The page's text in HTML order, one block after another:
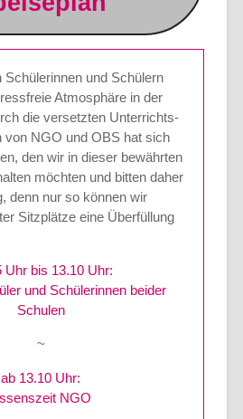
Schülerinnen und Schülern
Atmosphäre in der
die versetzten Unterrichts-
von NGO und OBS hat sich
den wir in dieser bewährten
möchten und bitten daher
denn nur so können wir
Sitzplätze eine Überfüllung
Uhr bis 13.10 Uhr:
und Schülerinnen beider
Schulen
~
ab 13.10 Uhr:
NGO